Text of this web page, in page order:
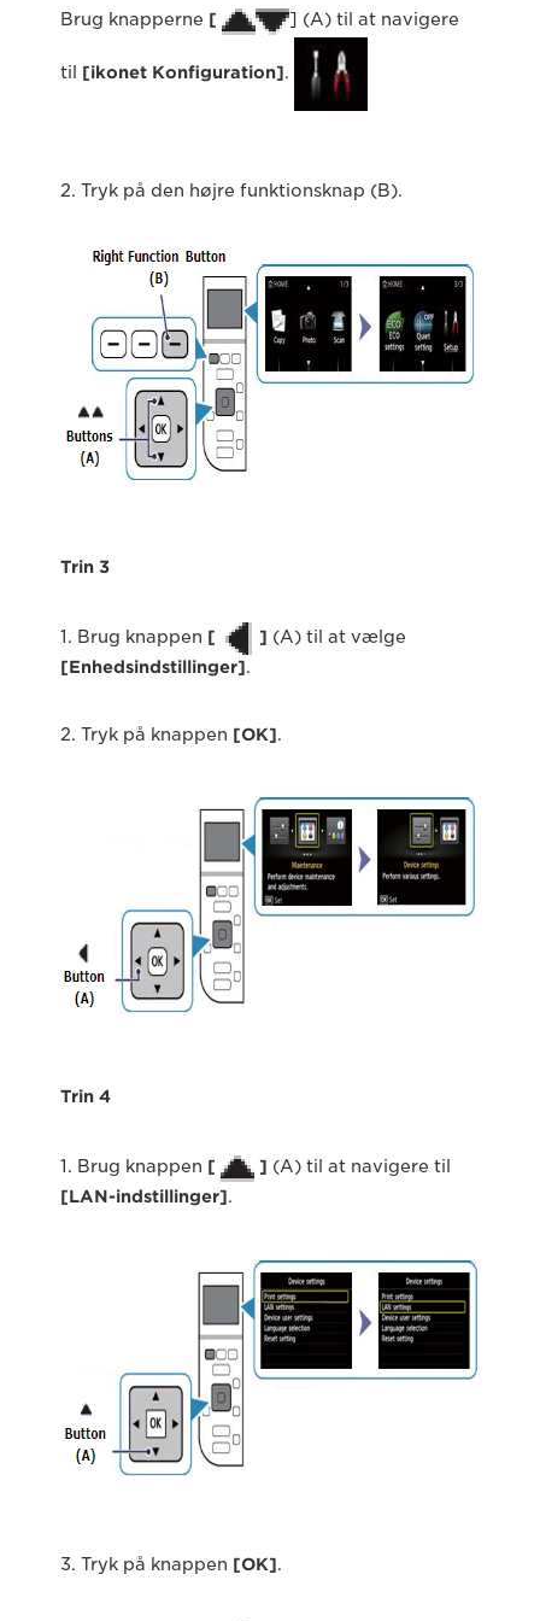
Brug knapperne [ ] (A) til at navigere
til [ikonet Konfiguration].
2. Tryk på den højre funktionsknap (B).
Trin 3
1. Brug knappen [ ] (A) til at vælge
[Enhedsindstillinger].
2. Tryk på knappen [OK].
Trin 4
1. Brug knappen [ ] (A) til at navigere til
[LAN-indstillinger].
3. Tryk på knappen [OK].